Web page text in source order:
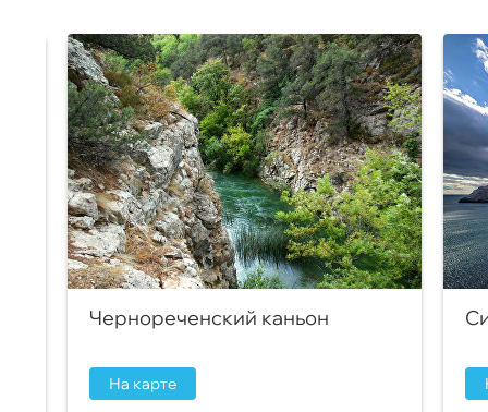
Чернореченский каньон
На карте